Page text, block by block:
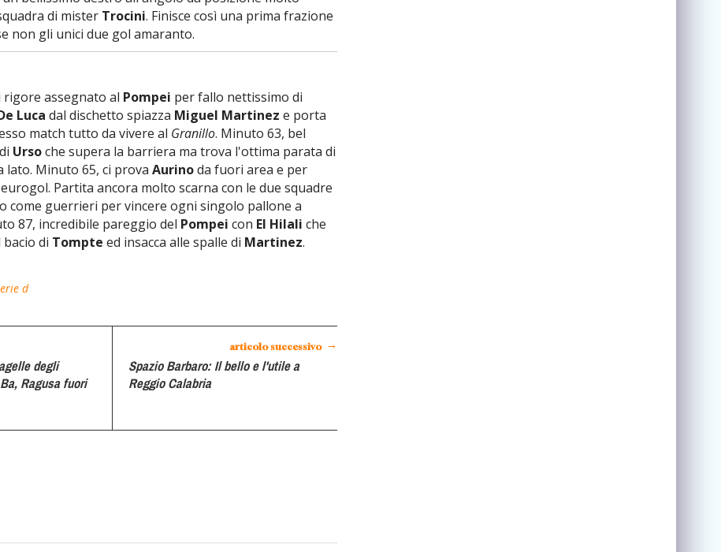
di mister Trocini. Finisce così una prima frazione
non gli unici due gol amaranto.
rigore assegnato al Pompei per fallo nettissimo di
Luca dal dischetto spiazza Miguel Martinez e porta
match tutto da vivere al Granillo. Minuto 63, bel
Ursoche supera la barriera ma trova l'ottima parata di
lato. Minuto 65, ci prova Aurinoda fuori area e per
Partita ancora molto scarna con le due squadre
come guerrieri per vincere ogni singolo pallone a
87, incredibile pareggio del Pompei con El Hilali che
di Tompte ed insacca alle spalle di Martinez.
d
degli
Ragusa fuori
articolo successivo →
Spazio Barbaro: Il bello e l'utile a
Reggio Calabria